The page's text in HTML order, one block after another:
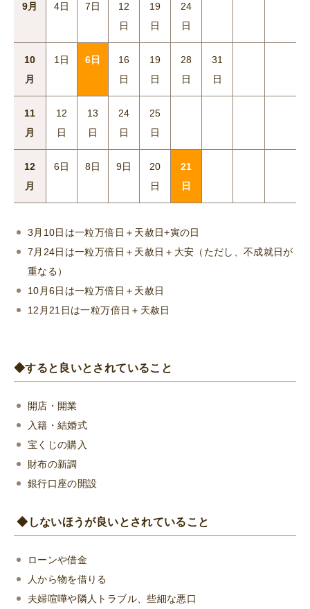
9月 4日 7日
12
日
19
日
24
日
10
月
1日 6日
16
日
19
日
28
日
31
日
11
月
12
日
13
日
24
日
25
日
12
月
6日 8日 9日
20
日
21
日
3月10日は一粒万倍日＋天赦日+寅の日
7月24日は一粒万倍日＋天赦日＋大安（ただし、不成就日が
重なる）
10月6日は一粒万倍日＋天赦日
12月21日は一粒万倍日＋天赦日
◆すると良いとされていること
開店・開業
入籍・結婚式
宝くじの購入
財布の新調
銀行口座の開設
◆しないほうが良いとされていること
ローンや借金
人から物を借りる
夫婦喧嘩や隣人トラブル、些細な悪口